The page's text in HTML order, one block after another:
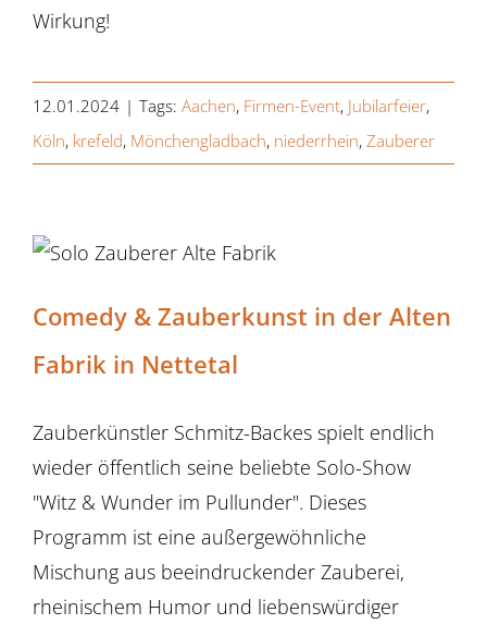
Wirkung!
12.01.2024 | Tags: Aachen, Firmen-Event, Jubilarfeier,
Köln, krefeld, Mönchengladbach, niederrhein, Zauberer
Comedy & Zauberkunst in der Alten
Fabrik in Nettetal
Zauberkünstler Schmitz-Backes spielt endlich
wieder öffentlich seine beliebte Solo-Show
"Witz & Wunder im Pullunder". Dieses
Programm ist eine außergewöhnliche
Mischung aus beeindruckender Zauberei,
rheinischem Humor und liebenswürdiger